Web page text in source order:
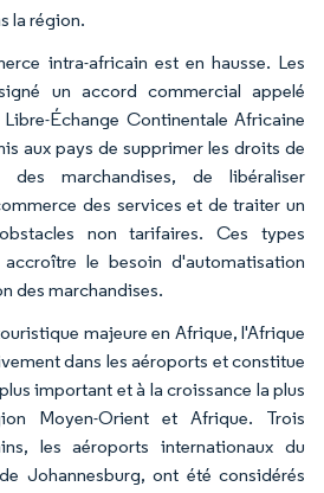
la région.
intra-africain est en hausse. Les
un accord commercial appelé
Échange Continentale Africaine
aux pays de supprimer les droits de
marchandises, de libéraliser
des services et de traiter un
non tarifaires. Ces types
le besoin d'automatisation
des marchandises.
majeure en Afrique, l'Afrique
dans les aéroports et constitue
important et à la croissance la plus
Moyen-Orient et Afrique. Trois
les aéroports internationaux du
Johannesburg, ont été considérés